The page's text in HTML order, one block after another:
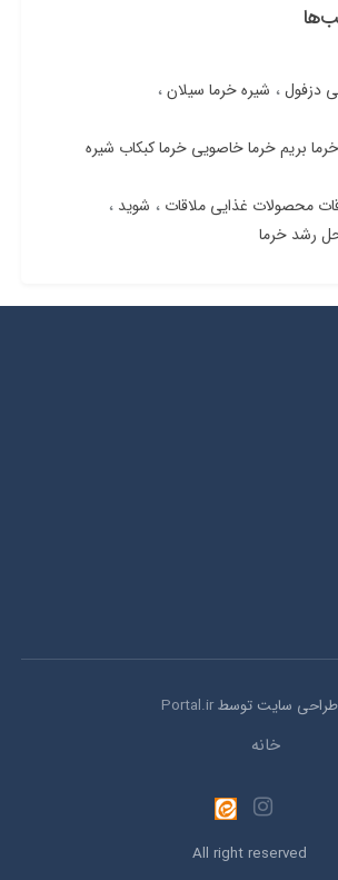
دزفول
شیره خرما سیلان
بریم خرما خاصویی خرما کبکاب شیره
محصولات غذایی ملاقات
شوید
رشد خرما
طراحی سایت توسطPortal.ir
خانه
All right reserved